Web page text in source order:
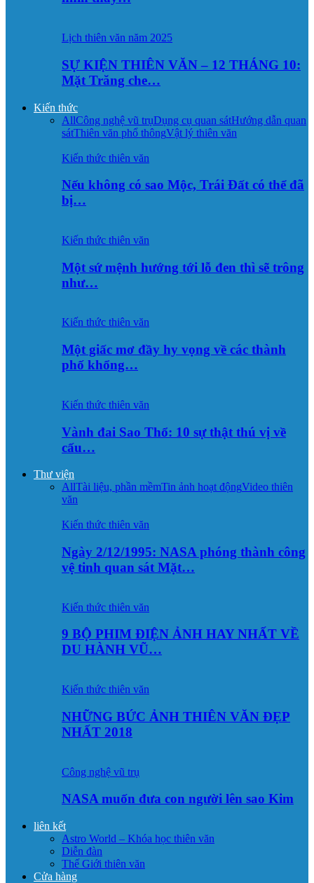
Lịch thiên văn năm 2025
SỰ KIỆN THIÊN VĂN – 12 THÁNG 10:
Mặt Trăng che…
Kiến thức
AllCông nghệ vũ trụDụng cụ quan sátHướng dẫn quan
sátThiên văn phổ thôngVật lý thiên văn
Kiến thức thiên văn
Nếu không có sao Mộc, Trái Đất có thể đã
bị…
Kiến thức thiên văn
Một sứ mệnh hướng tới lỗ đen thì sẽ trông
như…
Kiến thức thiên văn
Một giấc mơ đầy hy vọng về các thành
phố khổng…
Kiến thức thiên văn
Vành đai Sao Thổ: 10 sự thật thú vị về
cấu…
Thư viện
AllTài liệu, phần mềmTin ảnh hoạt độngVideo thiên
văn
Kiến thức thiên văn
Ngày 2/12/1995: NASA phóng thành công
vệ tinh quan sát Mặt…
Kiến thức thiên văn
9 BỘ PHIM ĐIỆN ẢNH HAY NHẤT VỀ
DU HÀNH VŨ…
Kiến thức thiên văn
NHỮNG BỨC ẢNH THIÊN VĂN ĐẸP
NHẤT 2018
Công nghệ vũ trụ
NASA muốn đưa con người lên sao Kim
liên kết
Astro World – Khóa học thiên văn
Diễn đàn
Thế Giới thiên văn
Cửa hàng